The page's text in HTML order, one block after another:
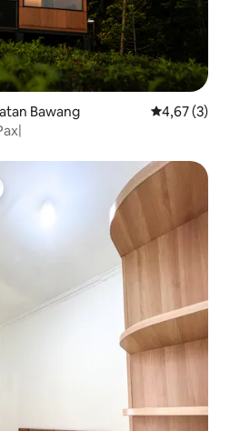
Bawang 4,67 de
4,67 (3)